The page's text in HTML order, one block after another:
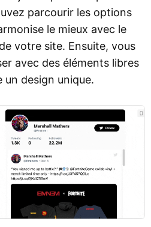
parcourir les options
le mieux avec le
votre site. Ensuite, vous
avec des éléments libres
design unique.